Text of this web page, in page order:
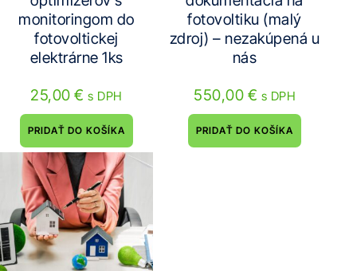
monitoringom do
fotovoltickej
elektrárne 1ks
25,00€ s DPH
PRIDAŤ DO KOŠÍKA
fotovoltiku (malý
zdroj) – nezakúpená u
nás
550,00 € s DPH
PRIDAŤ DO KOŠÍKA